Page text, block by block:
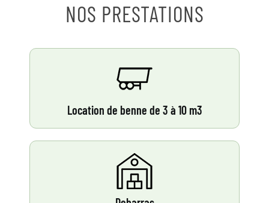
NOS PRESTATIONS
Location de benne de 3 à 10 m3